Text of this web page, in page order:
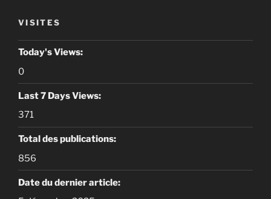
VISITES
Today's Views:
0
Last 7 Days Views:
371
Total des publications:
856
Date du dernier article: